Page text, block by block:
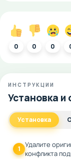
0 0 0
ИНСТРУКЦИИ
Установка
Установка
1 Удалите
конфликта